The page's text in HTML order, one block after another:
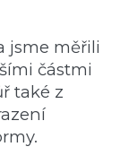
jsme měřili
částmi
také z